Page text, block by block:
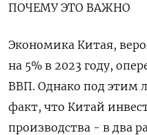
ПОЧЕМУ ЭТО ВАЖНО
Экономика Китая,
на 5% в 2023 году,
ВВП. Однако под этим
факт, что Китай
производства - в два